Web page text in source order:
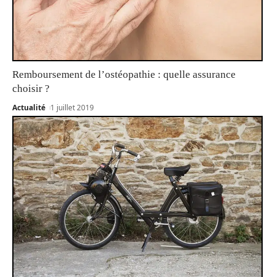
Remboursement de l’ostéopathie : quelle assurance
choisir ?
Actualité 1 juillet 2019